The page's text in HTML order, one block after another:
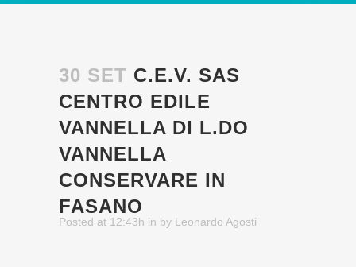
30 SET C.E.V. SAS
CENTRO EDILE
VANNELLA DI L.DO
VANNELLA
CONSERVARE IN
FASANO
Posted at 12:43h in by Leonardo Agosti